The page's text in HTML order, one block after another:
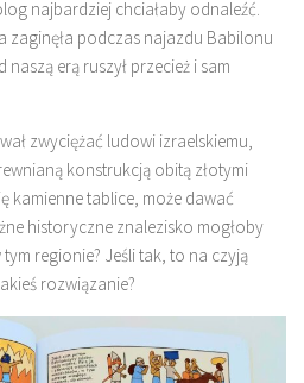
najbardziej chciałaby odnaleźć.
zaginęła podczas najazdu Babilonu
erą ruszył przecież i sam
zwyciężać ludowi izraelskiemu,
konstrukcją obitą złotymi
kamienne tablice, może dawać
historyczne znalezisko mogłoby
regionie? Jeśli tak, to na czyją
rozwiązanie?